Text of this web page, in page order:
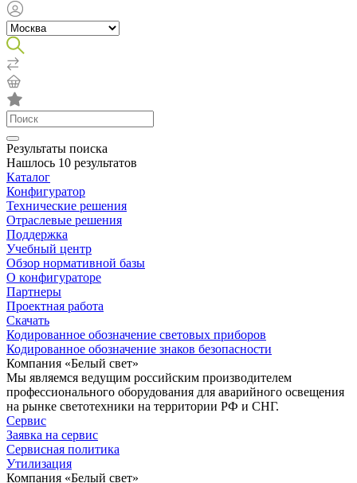
Результаты поиска
Нашлось 10 результатов
Каталог
Конфигуратор
Технические решения
Отраслевые решения
Поддержка
Учебный центр
Обзор нормативной базы
О конфигураторе
Партнеры
Проектная работа
Скачать
Кодированное обозначение световых приборов
Кодированное обозначение знаков безопасности
Компания «Белый свет»
Мы являемся ведущим российским производителем
профессионального оборудования для аварийного освещения
на рынке светотехники на территории РФ и СНГ.
Сервис
Заявка на сервис
Сервисная политика
Утилизация
Компания «Белый свет»